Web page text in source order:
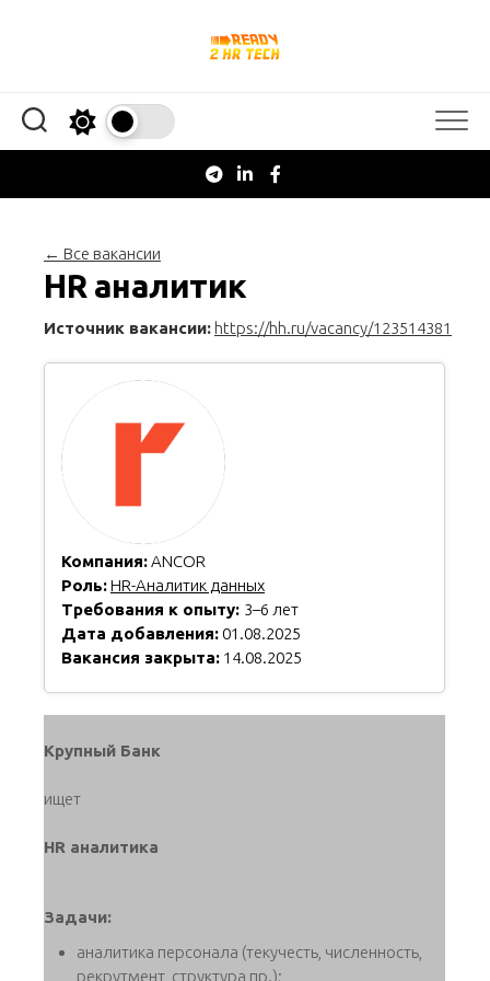
← Все вакансии
HR аналитик
Источник вакансии: https://hh.ru/vacancy/123514381
Компания:ANCOR
Роль:HR-Аналитик данных
Требования к опыту: 3–6 лет
Дата добавления: 01.08.2025
Вакансия закрыта: 14.08.2025
Крупный Банк
ищет
HR аналитика
Задачи:
аналитика персонала (текучесть, численность,
рекрутмент, структура пр.);